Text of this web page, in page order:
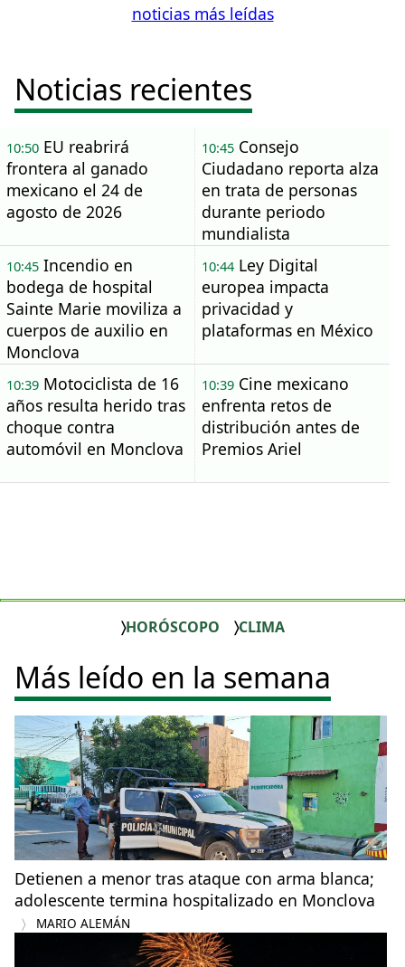
noticias más leídas
Noticias recientes
10:50EU reabrirá
frontera al ganado
mexicano el 24 de
agosto de 2026
10:45Consejo
Ciudadano reporta alza
en trata de personas
durante periodo
mundialista
10:45Incendio en
bodega de hospital
Sainte Marie moviliza a
cuerpos de auxilio en
Monclova
10:44Ley Digital
europea impacta
privacidad y
plataformas en México
10:39Motociclista de 16
años resulta herido tras
choque contra
automóvil en Monclova
10:39Cine mexicano
enfrenta retos de
distribución antes de
Premios Ariel
HORÓSCOPO CLIMA
Más leído en la semana
Detienen a menor tras ataque con arma blanca;
adolescente termina hospitalizado en Monclova
MARIO ALEMÁN